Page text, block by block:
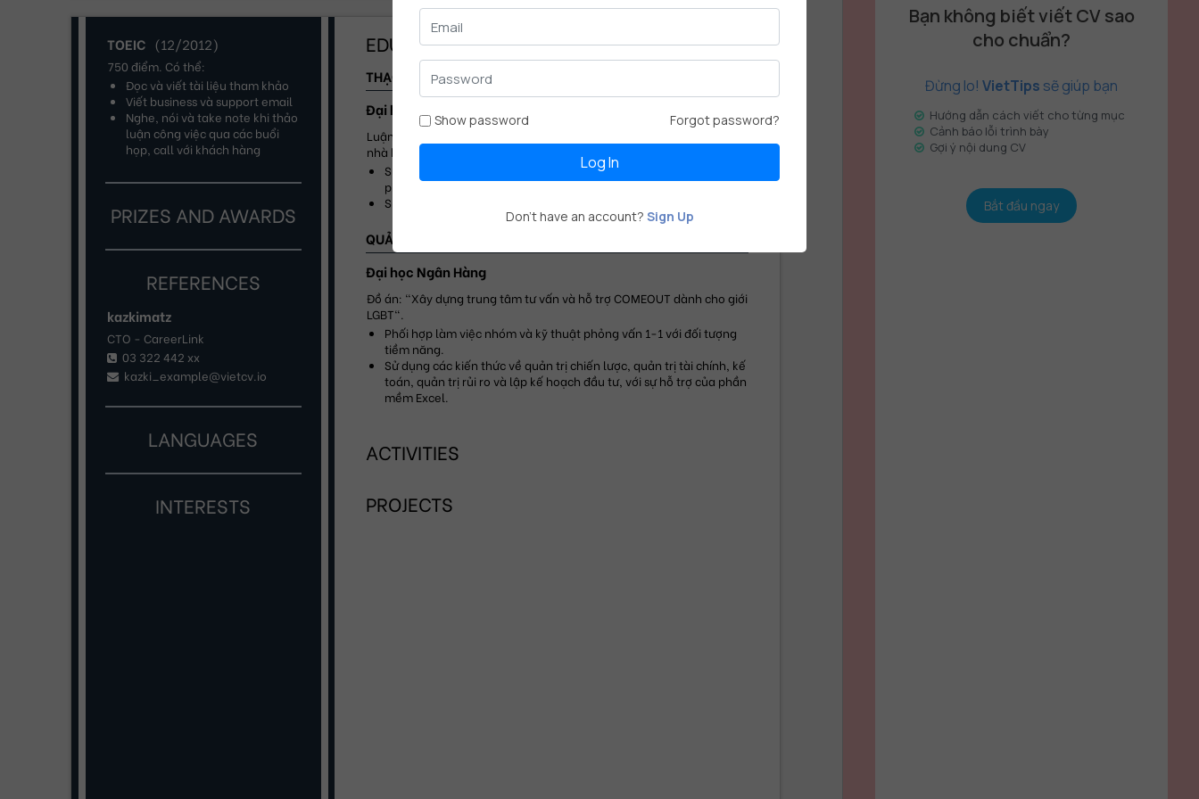
Show password Forgot password?
Log In
Don't have an account? Sign Up
TOEIC (12/2012)
750 điểm. Có thể:
Đọc và viết tài liệu tham khảo
Viết business và support email
Nghe, nói và take note khi thảo
luận công việc qua các buổi
họp, call với khách hàng
PRIZES AND AWARDS
REFERENCES
kazkimatz
CTO - CareerLink
03 322 442 xx
kazki_example@vietcv.io
LANGUAGES
INTERESTS
EDUCATION
THẠC SỸ QUẢN TRỊ KINH DOANH
Đại học Kinh Tế
Luận án: "Sự tác động của thương hiệu điện thoại và thương hiệu
nhà bán lẻ đến sự quay lại của người tiêu dùng".
Sử dụng kỹ thuật phỏng vấn chuyên gia, phỏng vấn nhóm và phát
phiếu khảo sát để thu thập dữ liệu.
Sử dụng SEM, SPSS và Excel để thống kê và phân tích dữ liệu.
QUẢN TRỊ KINH DOANH
Đại học Ngân Hàng
Đồ án: "Xây dựng trung tâm tư vấn và hỗ trợ COMEOUT dành cho giới
LGBT".
Phối hợp làm việc nhóm và kỹ thuật phỏng vấn 1-1 với đối tượng
tiềm năng.
Sử dụng các kiến thức về quản trị chiến lược, quản trị tài chính, kế
toán, quản trị rủi ro và lập kế hoạch đầu tư, với sự hỗ trợ của phần
mềm Excel.
ACTIVITIES
PROJECTS
Bạn không biết viết CV sao
cho chuẩn?
Đừng lo! VietTips sẽ giúp bạn
Hướng dẫn cách viết cho từng mục
Cảnh báo lỗi trình bày
Gợi ý nội dung CV
Bắt đầu ngay